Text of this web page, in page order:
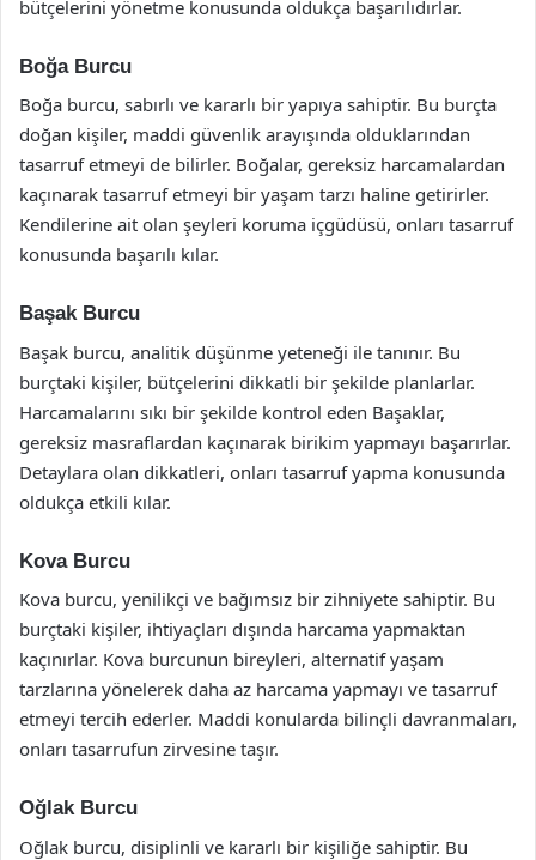
bütçelerini yönetme konusunda oldukça başarılıdırlar.
Boğa Burcu
Boğa burcu, sabırlı ve kararlı bir yapıya sahiptir. Bu burçta
doğan kişiler, maddi güvenlik arayışında olduklarından
tasarruf etmeyi de bilirler. Boğalar, gereksiz harcamalardan
kaçınarak tasarruf etmeyi bir yaşam tarzı haline getirirler.
Kendilerine ait olan şeyleri koruma içgüdüsü, onları tasarruf
konusunda başarılı kılar.
Başak Burcu
Başak burcu, analitik düşünme yeteneği ile tanınır. Bu
burçtaki kişiler, bütçelerini dikkatli bir şekilde planlarlar.
Harcamalarını sıkı bir şekilde kontrol eden Başaklar,
gereksiz masraflardan kaçınarak birikim yapmayı başarırlar.
Detaylara olan dikkatleri, onları tasarruf yapma konusunda
oldukça etkili kılar.
Kova Burcu
Kova burcu, yenilikçi ve bağımsız bir zihniyete sahiptir. Bu
burçtaki kişiler, ihtiyaçları dışında harcama yapmaktan
kaçınırlar. Kova burcunun bireyleri, alternatif yaşam
tarzlarına yönelerek daha az harcama yapmayı ve tasarruf
etmeyi tercih ederler. Maddi konularda bilinçli davranmaları,
onları tasarrufun zirvesine taşır.
Oğlak Burcu
Oğlak burcu, disiplinli ve kararlı bir kişiliğe sahiptir. Bu